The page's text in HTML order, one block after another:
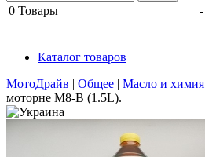
0 Товары -
Каталог товаров
МотоДрайв | Общее | Масло и химия
моторне М8-B (1.5L).